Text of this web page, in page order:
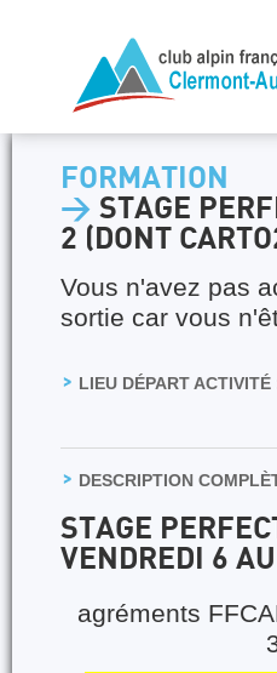
FORMATION
> STAGE
2 (DONT
Vous n'avez pas
sortie car vous
LIEU DÉPART ACTIVITÉ
DESCRIPTION
STAGE
VENDREDI 6
agréments